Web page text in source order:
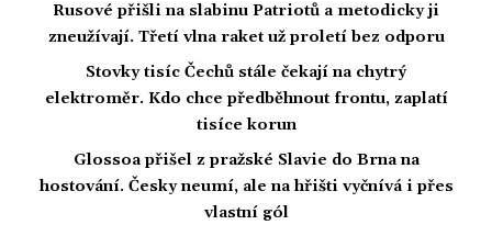
Rusové přišli na slabinu Patriotů a metodicky ji
zneužívají. Třetí vlna raket už proletí bez odporu
Stovky tisíc Čechů stále čekají na chytrý
elektroměr. Kdo chce předběhnout frontu, zaplatí
tisíce korun
Glossoa přišel z pražské Slavie do Brna na
hostování. Česky neumí, ale na hřišti vyčnívá i přes
vlastní gól